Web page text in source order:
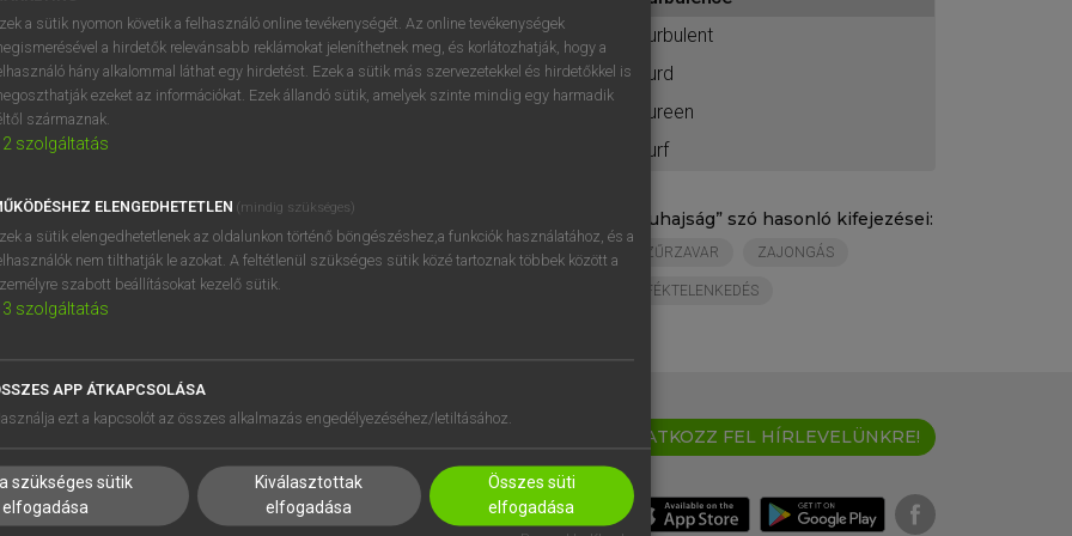
BELÉPÉS
próbaverziójának elindításához
regisztrálok ésbelépek.
REGISZTRÁCIÓ
turbulent
turd
tureen
turf
duhajság” szó hasonló kifejezései:
ZŰRZAVAR ZAJONGÁS
FÉKTELENKEDÉS
SÚGÓ
ELÉRHETŐSÉG
SÜTI BEÁLLÍTÁSOK
IRATKOZZ FEL HÍRLEVELÜNKRE!
a sütik nyomon követik a felhasználó online tevékenységét. Az online tevékenységek
a hirdetők relevánsabb reklámokat jeleníthetnek meg, és korlátozhatják, hogy a
hány alkalommal láthat egy hirdetést. Ezek a sütik más szervezetekkel és hirdetőkkel is
ezeket az információkat. Ezek állandó sütik, amelyek szinte mindig egy harmadik
származnak.
2 szolgáltatás
ELENGEDHETETLEN (mindig szükséges)
a sütik elengedhetetlenek az oldalunkon történő böngészéshez,a funkciók használatához, és a
nem tilthatják le azokat. A feltétlenül szükséges sütik közé tartoznak többek között a
szabott beállításokat kezelő sütik.
3 szolgáltatás
APP ÁTKAPCSOLÁSA
ezt a kapcsolót az összes alkalmazás engedélyezéséhez/letiltásához.
szükséges sütik
elfogadása
Kiválasztottak
elfogadása
Összes süti
elfogadása